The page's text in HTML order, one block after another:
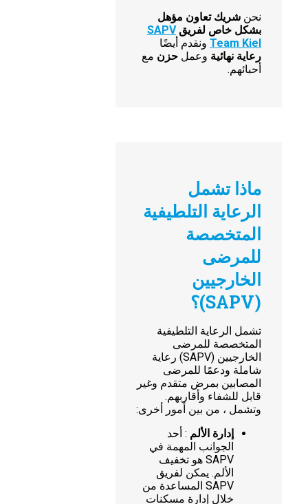
نحن شريك تعاون مؤهل
بشكل خاص لفريقSAPV
Team Kiel ونقدم أيضًا
رعاية نهائية وعمل حزن مع
أحبائهم.
ماذا تشمل
الرعاية التلطيفية
المتخصصة
للمرضى
الخارجيين
(SAPV)؟
تشمل الرعاية التلطيفية
المتخصصة للمرضى
الخارجيين (SAPV) رعاية
شاملة ودعمًا للمرضى
المصابين بمرض متقدم وغير
قابل للشفاء وأقاربهم.
وتشمل ، من بين أمور أخرى:
إدارة الألم : أحد
الجوانب المهمة في
SAPV هو تخفيف
الألم. يمكن لفريق
SAPV المساعدة من
خلال إدارة مسكنات